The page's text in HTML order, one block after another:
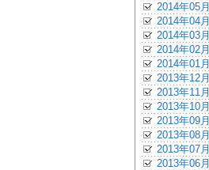
2014年05月
2014年04月
2014年03月
2014年02月
2014年01月
2013年12月
2013年11月
2013年10月
2013年09月
2013年08月
2013年07月
2013年06月